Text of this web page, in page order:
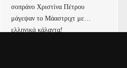
σοπράνο Χριστίνα Πέτρου
μάγεψαν το Μάαστριχτ με…
ελληνικά κάλαντα!